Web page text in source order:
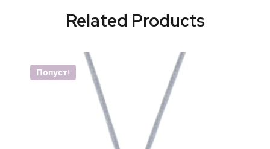
Related Products
Попуст!